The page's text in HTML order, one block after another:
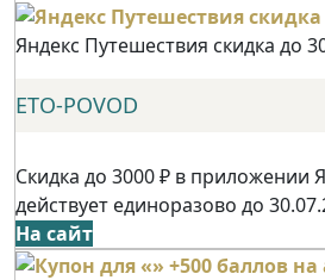
Яндекс Путешествия скидка до
ETO-POVOD
Скидка до 3000 ₽ в приложении
действует единоразово до
На сайт